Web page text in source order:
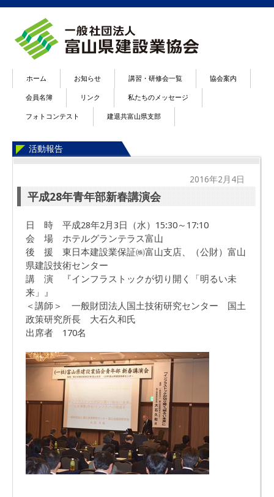
ホーム お知らせ 講習・研修会一覧 協会案内
会員名簿 リンク 私たちのメッセージ
フォトコンテスト 建退共富山県支部
活動報告
2016年2月4日
平成28年青年部新春講演会
日 時 平成28年2月3日（水）15:30～17:10
会 場 ホテルグランテラス富山
後 援 東日本建設業保証㈱富山支店、（公財）富山
県建設技術センター
講 演 『インフラストックが切り開く「明るい未
来」』
＜講師＞ 一般財団法人国土技術研究センター 国土
政策研究所長 大石久和氏
出席者 170名